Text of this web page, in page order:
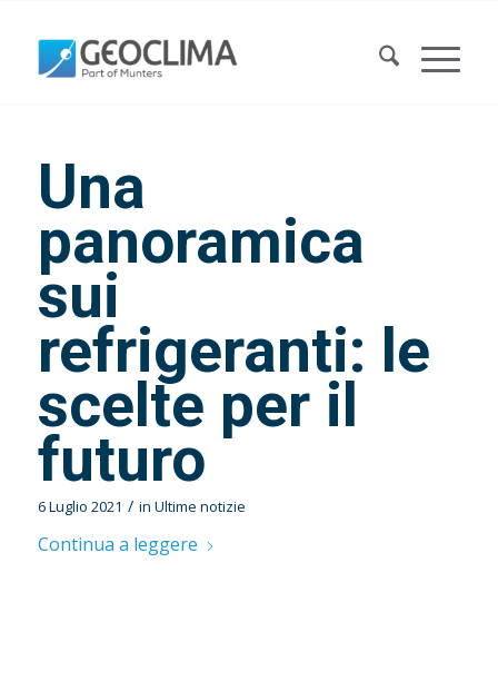
Una
panoramica
sui
refrigeranti: le
scelte per il
futuro
6 Luglio 2021 / in Ultime notizie
Continua a leggere